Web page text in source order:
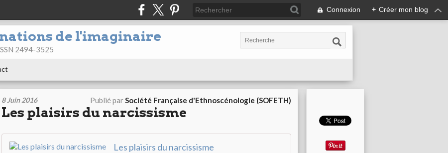
Connexion + Créer mon blog
de l'imaginaire
2494-3525
8 Juin 2016 Publié parSociété Française d'Ethnoscénologie (SOFETH)
Les plaisirs du narcissisme
Les plaisirs du narcissisme